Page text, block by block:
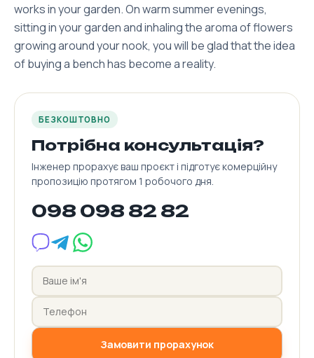
works in your garden. On warm summer evenings,
sitting in your garden and inhaling the aroma of flowers
growing around your nook, you will be glad that the idea
of ​​​​buying a bench has become a reality.
БЕЗКОШТОВНО
Потрібна консультація?
Інженер прорахує ваш проєкт і підготує комерційну
пропозицію протягом 1 робочого дня.
098 098 82 82
Замовити прорахунок